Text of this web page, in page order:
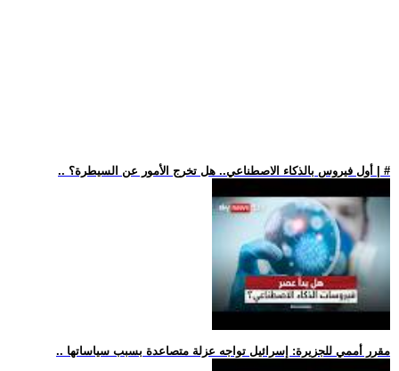
.. أول فيروس بالذكاء الاصطناعي.. هل تخرج الأمور عن السيطرة؟ | #
.. مقرر أممي للجزيرة: إسرائيل تواجه عزلة متصاعدة بسبب سياساتها